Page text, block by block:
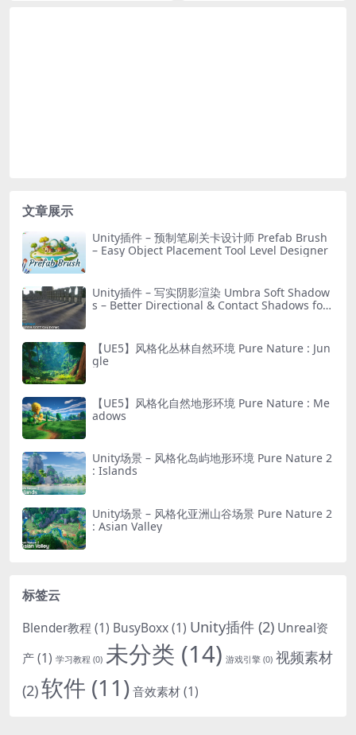
文章展示
Unity插件 – 预制笔刷关卡设计师 Prefab Brush
– Easy Object Placement Tool Level Designer
Unity插件 – 写实阴影渲染 Umbra Soft Shadow
s – Better Directional & Contact Shadows for
【UE5】风格化丛林自然环境 Pure Nature : Jun
gle
【UE5】风格化自然地形环境 Pure Nature : Me
adows
Unity场景 – 风格化岛屿地形环境 Pure Nature 2
: Islands
Unity场景 – 风格化亚洲山谷场景 Pure Nature 2
: Asian Valley
标签云
Blender教程 (1) BusyBoxx(1) Unity插件 (2) Unreal资
产(1) 学习教程 (0) 未分类 (14) 游戏引擎 (0) 视频素材
(2)软件 (11)音效素材(1)